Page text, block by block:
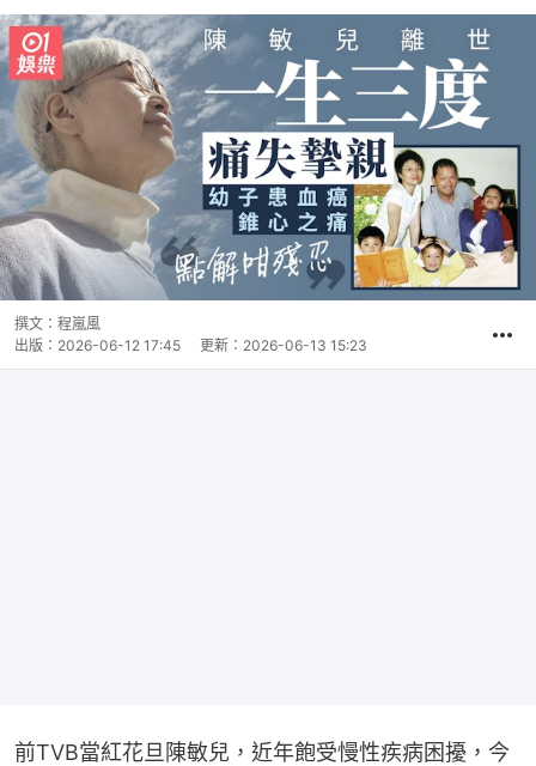
撰文： 程嵐風
出版： 2026-06-12 17:45 更新： 2026-06-13 15:23
前TVB當紅花旦陳敏兒，近年飽受慢性疾病困擾，今